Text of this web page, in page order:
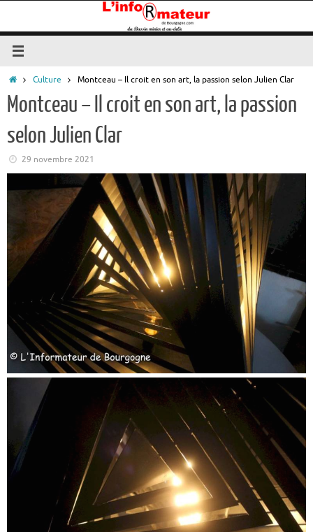
contenu
Accueil
Culture Montceau – Il croit en son art, la passion selon Julien Clar
Montceau – Il croit en son art, la passion
selon Julien Clar
29 novembre 2021